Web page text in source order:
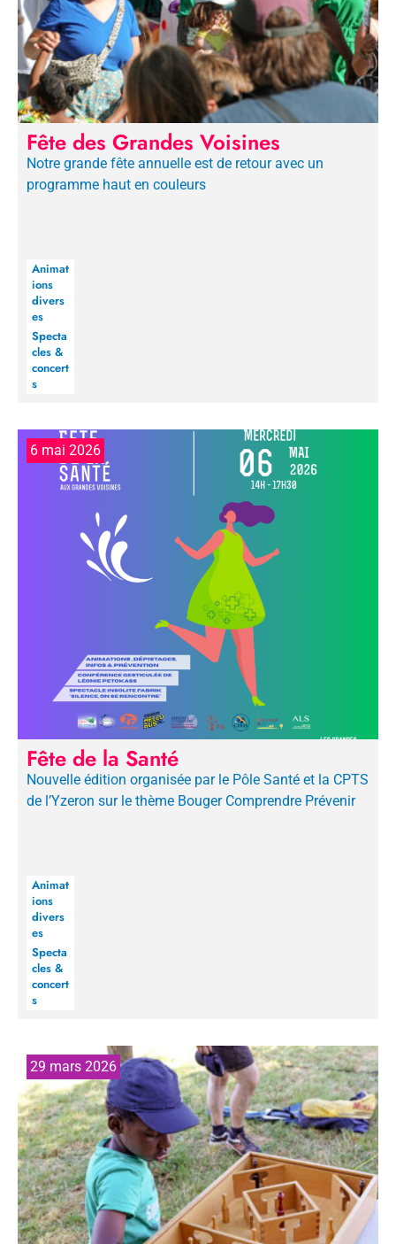
Fête des Grandes Voisines
Notre grande fête annuelle est de retour avec un
programme haut en couleurs
Animat
ions
divers
es
Specta
cles &
concert
s
6 mai 2026
Fête de la Santé
Nouvelle édition organisée par le Pôle Santé et la CPTS
de l’Yzeron sur le thème Bouger Comprendre Prévenir
Animat
ions
divers
es
Specta
cles &
concert
s
29 mars 2026